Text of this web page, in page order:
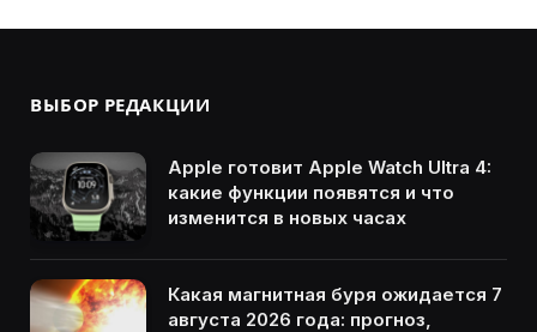
ВЫБОР РЕДАКЦИИ
Apple готовит Apple Watch Ultra 4:
какие функции появятся и что
изменится в новых часах
Какая магнитная буря ожидается 7
августа 2026 года: прогноз,